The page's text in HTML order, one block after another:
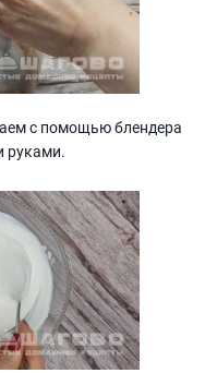
с помощью блендера
руками.